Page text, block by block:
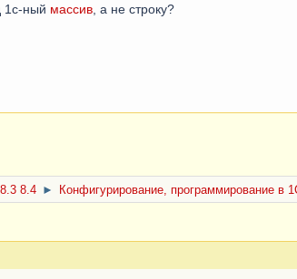
1с-ный массив , а не строку?
8.4 ► Конфигурирование, программирование в